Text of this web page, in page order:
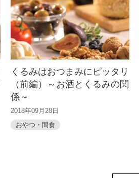
くるみはおつまみにピッタリ
（前編）～お酒とくるみの関
係～
2018年09月28日
おやつ・間食